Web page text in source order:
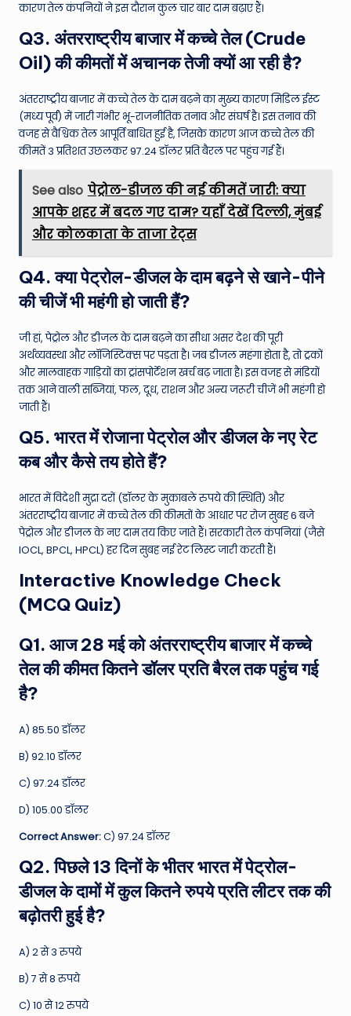
कारण तेल कंपनियों ने इस दौरान कुल चार बार दाम बढ़ाए हैं।
Q3. अंतरराष्ट्रीय बाजार में कच्चे तेल (Crude
Oil) की कीमतों में अचानक तेजी क्यों आ रही है?
अंतरराष्ट्रीय बाजार में कच्चे तेल के दाम बढ़ने का मुख्य कारण मिडिल ईस्ट
(मध्य पूर्व) में जारी गंभीर भू-राजनीतिक तनाव और संघर्ष है। इस तनाव की
वजह से वैश्विक तेल आपूर्ति बाधित हुई है, जिसके कारण आज कच्चे तेल की
कीमतें 3 प्रतिशत उछलकर 97.24 डॉलर प्रति बैरल पर पहुंच गई हैं।
See also पेट्रोल-डीजल की नई कीमतें जारी: क्या
आपके शहर में बदल गए दाम? यहाँ देखें दिल्ली, मुंबई
और कोलकाता के ताजा रेट्स
Q4. क्या पेट्रोल-डीजल के दाम बढ़ने से खाने-पीने
की चीजें भी महंगी हो जाती हैं?
जी हां, पेट्रोल और डीजल के दाम बढ़ने का सीधा असर देश की पूरी
अर्थव्यवस्था और लॉजिस्टिक्स पर पड़ता है। जब डीजल महंगा होता है, तो ट्रकों
और मालवाहक गाड़ियों का ट्रांसपोर्टेशन खर्च बढ़ जाता है। इस वजह से मंडियों
तक आने वाली सब्जियां, फल, दूध, राशन और अन्य जरूरी चीजें भी महंगी हो
जाती हैं।
Q5. भारत में रोजाना पेट्रोल और डीजल के नए रेट
कब और कैसे तय होते हैं?
भारत में विदेशी मुद्रा दरों (डॉलर के मुकाबले रुपये की स्थिति) और
अंतरराष्ट्रीय बाजार में कच्चे तेल की कीमतों के आधार पर रोज सुबह 6 बजे
पेट्रोल और डीजल के नए दाम तय किए जाते हैं। सरकारी तेल कंपनियां (जैसे
IOCL, BPCL, HPCL) हर दिन सुबह नई रेट लिस्ट जारी करती हैं।
Interactive Knowledge Check
(MCQ Quiz)
Q1. आज 28 मई को अंतरराष्ट्रीय बाजार में कच्चे
तेल की कीमत कितने डॉलर प्रति बैरल तक पहुंच गई
है?
A) 85.50 डॉलर
B) 92.10 डॉलर
C) 97.24 डॉलर
D) 105.00 डॉलर
Correct Answer:C) 97.24 डॉलर
Q2. पिछले 13 दिनों के भीतर भारत में पेट्रोल-
डीजल के दामों में कुल कितने रुपये प्रति लीटर तक की
बढ़ोतरी हुई है?
A) 2 से 3 रुपये
B) 7 से 8 रुपये
C) 10 से 12 रुपये